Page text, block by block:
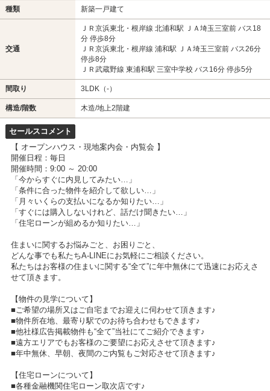
種類 新築一戸建て
交通
ＪＲ京浜東北・根岸線 北浦和駅 ＪＡ埼玉三室前 バス18
分 停歩8分
ＪＲ京浜東北・根岸線 浦和駅 ＪＡ埼玉三室前 バス26分
停歩8分
ＪＲ武蔵野線 東浦和駅 三室中学校 バス16分 停歩5分
間取り 3LDK（-）
構造/階数 木造/地上2階建
セールスコメント
【 オープンハウス・現地案内会・内覧会 】
開催日程：毎日
開催時間：9:00 ～ 20:00
「今からすぐに内見してみたい…」
「条件に合った物件を紹介して欲しい…」
「月々いくらの支払いになるか知りたい…」
「すぐには購入しないけれど、話だけ聞きたい…」
「住宅ローンが組めるか知りたい…」
住まいに関するお悩みごと、お困りごと、
どんな事でも私たちA-LINEにお気軽にご相談ください。
私たちはお客様の住まいに関する“全て”に年中無休にて迅速にお応えさ
せて頂きます。
【物件の見学について】
■ご希望の場所又はご自宅までお迎えに伺わせて頂きます♪
■物件所在地、最寄り駅でのお待ち合わせもできます♪
■他社様広告掲載物件も“全て”当社にてご紹介できます♪
■遠方エリアでもお客様のご要望にお応えさせて頂きます♪
■年中無休、早朝、夜間のご内覧もご対応させて頂きます♪
【住宅ローンについて】
■各種金融機関住宅ローン取次店です♪